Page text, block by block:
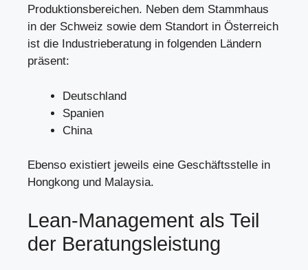
Produktionsbereichen. Neben dem Stammhaus
in der Schweiz sowie dem Standort in Österreich
ist die Industrieberatung in folgenden Ländern
präsent:
Deutschland
Spanien
China
Ebenso existiert jeweils eine Geschäftsstelle in
Hongkong und Malaysia.
Lean-Management als Teil
der Beratungsleistung